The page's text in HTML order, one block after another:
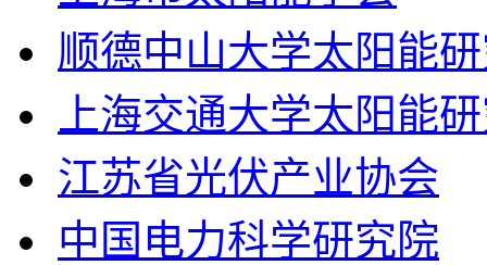
顺德中山大学太阳能
上海交通大学太阳能
江苏省光伏产业协会
中国电力科学研究院